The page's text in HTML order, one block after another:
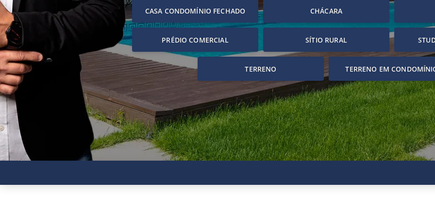
CASA CONDOMÍNIO FECHADO CHÁCARA
PRÉDIO COMERCIAL SÍTIO RURAL
TERRENO TERRENO EM